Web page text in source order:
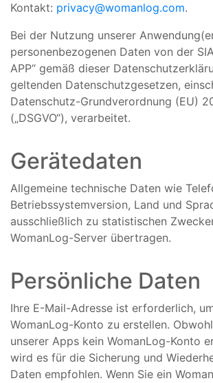
Kontakt: privacy@womanlog.com.
Bei der Nutzung unserer
personenbezogenen Daten von der SIA
APP“ gemäß dieser
geltenden Datenschutzgesetzen,
Datenschutz-Grundverordnung (EU)
(„DSGVO“), verarbeitet.
Gerätedaten
Allgemeine technische Daten wie
Betriebssystemversion, Land und
ausschließlich zu statistischen
WomanLog-Server übertragen.
Persönliche Daten
Ihre E-Mail-Adresse ist erforderlich,
WomanLog-Konto zu erstellen.
unserer Apps kein WomanLog-Konto
wird es für die Sicherung und
Daten empfohlen. Wenn Sie ein